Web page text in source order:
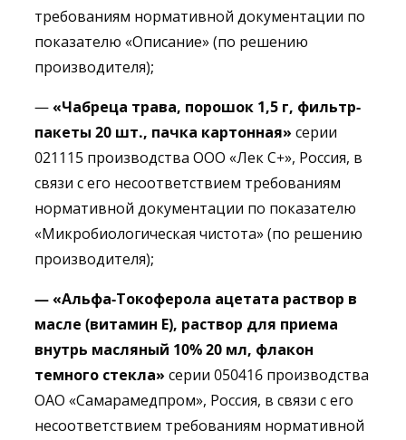
требованиям нормативной документации по
показателю «Описание» (по решению
производителя);
—«Чабреца трава, порошок 1,5 г, фильтр-
пакеты 20 шт., пачка картонная» серии
021115 производства ООО «Лек С+», Россия, в
связи с его несоответствием требованиям
нормативной документации по показателю
«Микробиологическая чистота» (по решению
производителя);
— «Альфа-Токоферола ацетата раствор в
масле (витамин Е), раствор для приема
внутрь масляный 10% 20 мл, флакон
темного стекла» серии 050416 производства
ОАО «Самарамедпром», Россия, в связи с его
несоответствием требованиям нормативной